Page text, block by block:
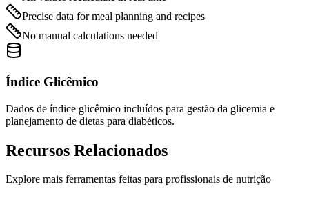
Precise data for meal planning and recipes
No manual calculations needed
Índice Glicêmico
Dados de índice glicêmico incluídos para gestão da glicemia e
planejamento de dietas para diabéticos.
Recursos Relacionados
Explore mais ferramentas feitas para profissionais de nutrição